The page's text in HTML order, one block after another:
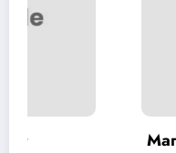
Магний